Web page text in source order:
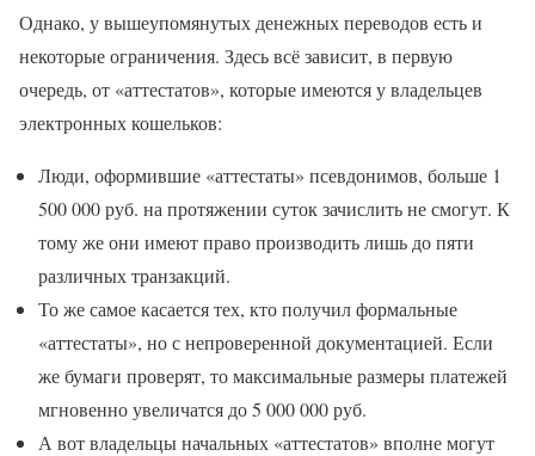
Однако, у вышеупомянутых денежных переводов есть и
некоторые ограничения. Здесь всё зависит, в первую
очередь, от «аттестатов», которые имеются у владельцев
электронных кошельков:
Люди, оформившие «аттестаты» псевдонимов, больше 1
500 000 руб. на протяжении суток зачислить не смогут. К
тому же они имеют право производить лишь до пяти
различных транзакций.
То же самое касается тех, кто получил формальные
«аттестаты», но с непроверенной документацией. Если
же бумаги проверят, то максимальные размеры платежей
мгновенно увеличатся до 5 000 000 руб.
А вот владельцы начальных «аттестатов» вполне могут